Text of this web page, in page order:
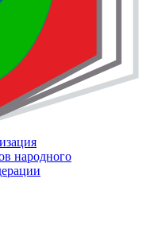
народного